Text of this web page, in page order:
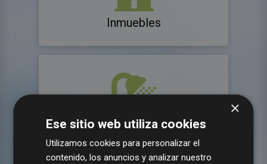
Inmuebles
Consumos agua
×
Ese sitio web utiliza cookies
Utilizamos cookies para personalizar el
contenido, los anuncios y analizar nuestro